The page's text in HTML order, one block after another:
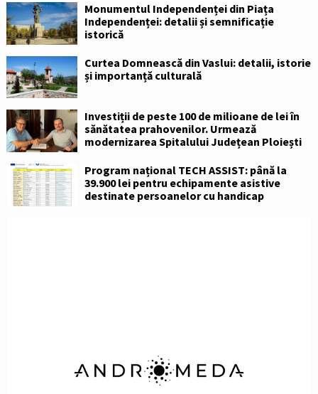
Monumentul Independenței din Piața
Independenței: detalii și semnificație
istorică
Curtea Domnească din Vaslui: detalii, istorie
și importanță culturală
Investiții de peste 100 de milioane de lei în
sănătatea prahovenilor. Urmează
modernizarea Spitalului Județean Ploiești
Program național TECH ASSIST: până la
39.900 lei pentru echipamente asistive
destinate persoanelor cu handicap